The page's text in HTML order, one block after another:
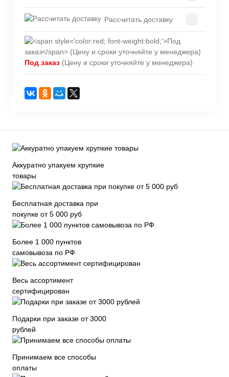
Рассчитать доставку
Под заказ (Цену и сроки уточняйте у менеджера)
Аккуратно упакуем хрупкие
товары
Бесплатная доставка при
покупке от 5 000 руб
Более 1 000 пунктов
самовывоза по РФ
Весь ассортимент
сертифицирован
Подарки при заказе от 3000
рублей
Принимаем все способы
оплаты